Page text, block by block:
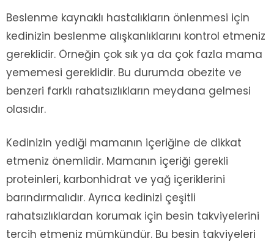
Beslenme kaynaklı hastalıkların önlenmesi için
kedinizin beslenme alışkanlıklarını kontrol etmeniz
gereklidir. Örneğin çok sık ya da çok fazla mama
yememesi gereklidir. Bu durumda obezite ve
benzeri farklı rahatsızlıkların meydana gelmesi
olasıdır.
Kedinizin yediği mamanın içeriğine de dikkat
etmeniz önemlidir. Mamanın içeriği gerekli
proteinleri, karbonhidrat ve yağ içeriklerini
barındırmalıdır. Ayrıca kedinizi çeşitli
rahatsızlıklardan korumak için besin takviyelerini
tercih etmeniz mümkündür. Bu besin takviyeleri